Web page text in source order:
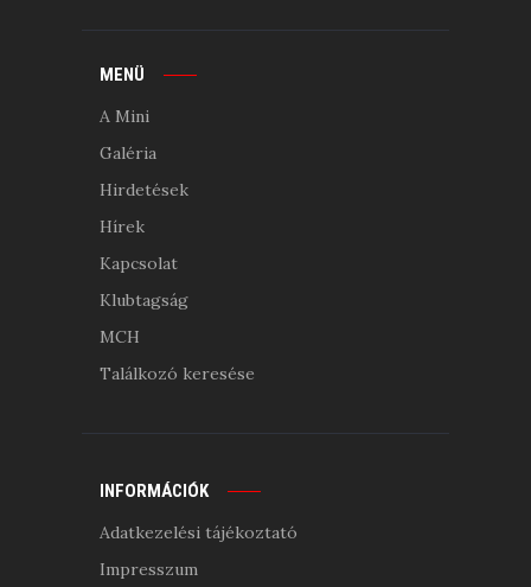
MENÜ
A Mini
Galéria
Hirdetések
Hírek
Kapcsolat
Klubtagság
MCH
Találkozó keresése
INFORMÁCIÓK
Adatkezelési tájékoztató
Impresszum